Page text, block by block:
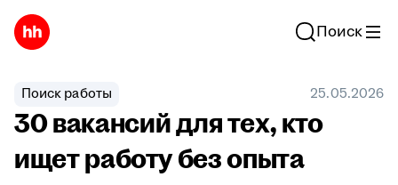
Поиск
Поиск работы 25.05.2026
30 вакансий для тех, кто
ищет работу без опыта